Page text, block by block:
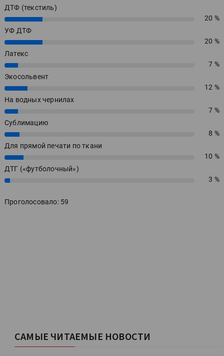
ДТФ (текстиль)
20%
20 %
УФ ДТФ
20%
20 %
Латекс
7%
7 %
Экосольвент
12%
12 %
На водных чернилах
7%
7 %
Сублимацию
8%
8 %
Для прямой печати по ткани
10%
10 %
ДТГ («футболочный»)
3% 3 %
Проголосовало: 59
САМЫЕ ЧИТАЕМЫЕ НОВОСТИ